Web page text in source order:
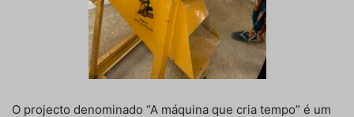
O projecto denominado “A máquina que cria tempo” é um